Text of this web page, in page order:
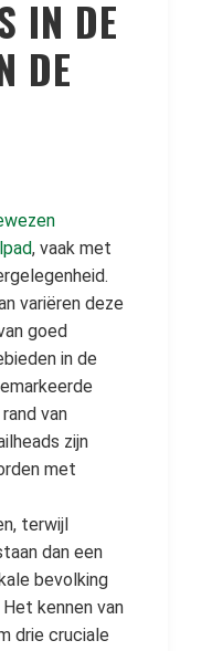
IN DE
DE
, vaak met
variëren deze
goed
in de
van
zijn
met
terwijl
​​dan een
bevolking
kennen van
drie cruciale